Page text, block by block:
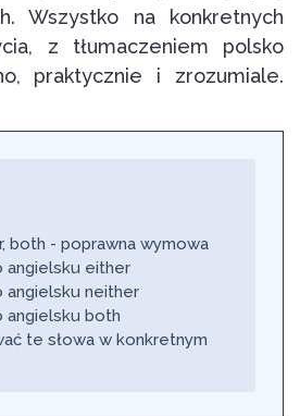
Wszystko na konkretnych
z tłumaczeniem polsko
praktycznie i zrozumiale.
both - poprawna wymowa
angielsku either
angielsku neither
angielsku both
te słowa w konkretnym